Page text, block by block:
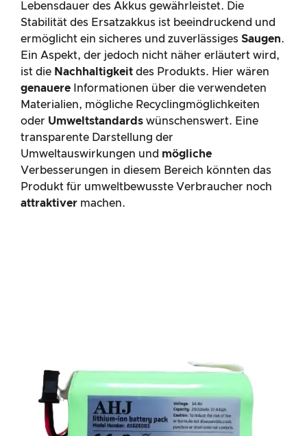
Lebensdauer des Akkus gewährleistet. Die
Stabilität des Ersatzakkus ist beeindruckend und
ermöglicht ein sicheres und zuverlässiges Saugen.
Ein Aspekt, der jedoch nicht näher erläutert wird,
ist die Nachhaltigkeit des Produkts. Hier wären
genauere
Informationen über die verwendeten
Materialien, mögliche Recyclingmöglichkeiten
oder Umweltstandards wünschenswert. Eine
transparente Darstellung der
Umweltauswirkungen und mögliche
Verbesserungen in diesem Bereich könnten das
Produkt für umweltbewusste Verbraucher noch
attraktiver machen.